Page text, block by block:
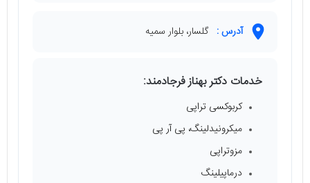
آدرس : گلسار، بلوار سمیه
خدمات دکتر بهناز فرجادمند:
کربوکسی تراپی
میکرونیدلینگ، پی آر پی
مزوتراپی
درماپیلینگ